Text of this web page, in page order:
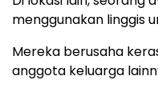
menggunakan linggis
Mereka berusaha
anggota keluarga